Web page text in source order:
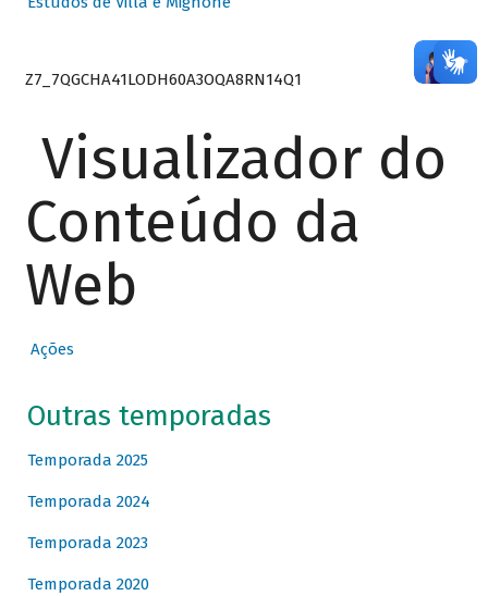
Z7_7QGCHA41LODH60A3OQA8RN14Q1
Visualizador do
Conteúdo da
Web
Ações
Outras temporadas
Temporada 2025
Temporada 2024
Temporada 2023
Temporada 2020